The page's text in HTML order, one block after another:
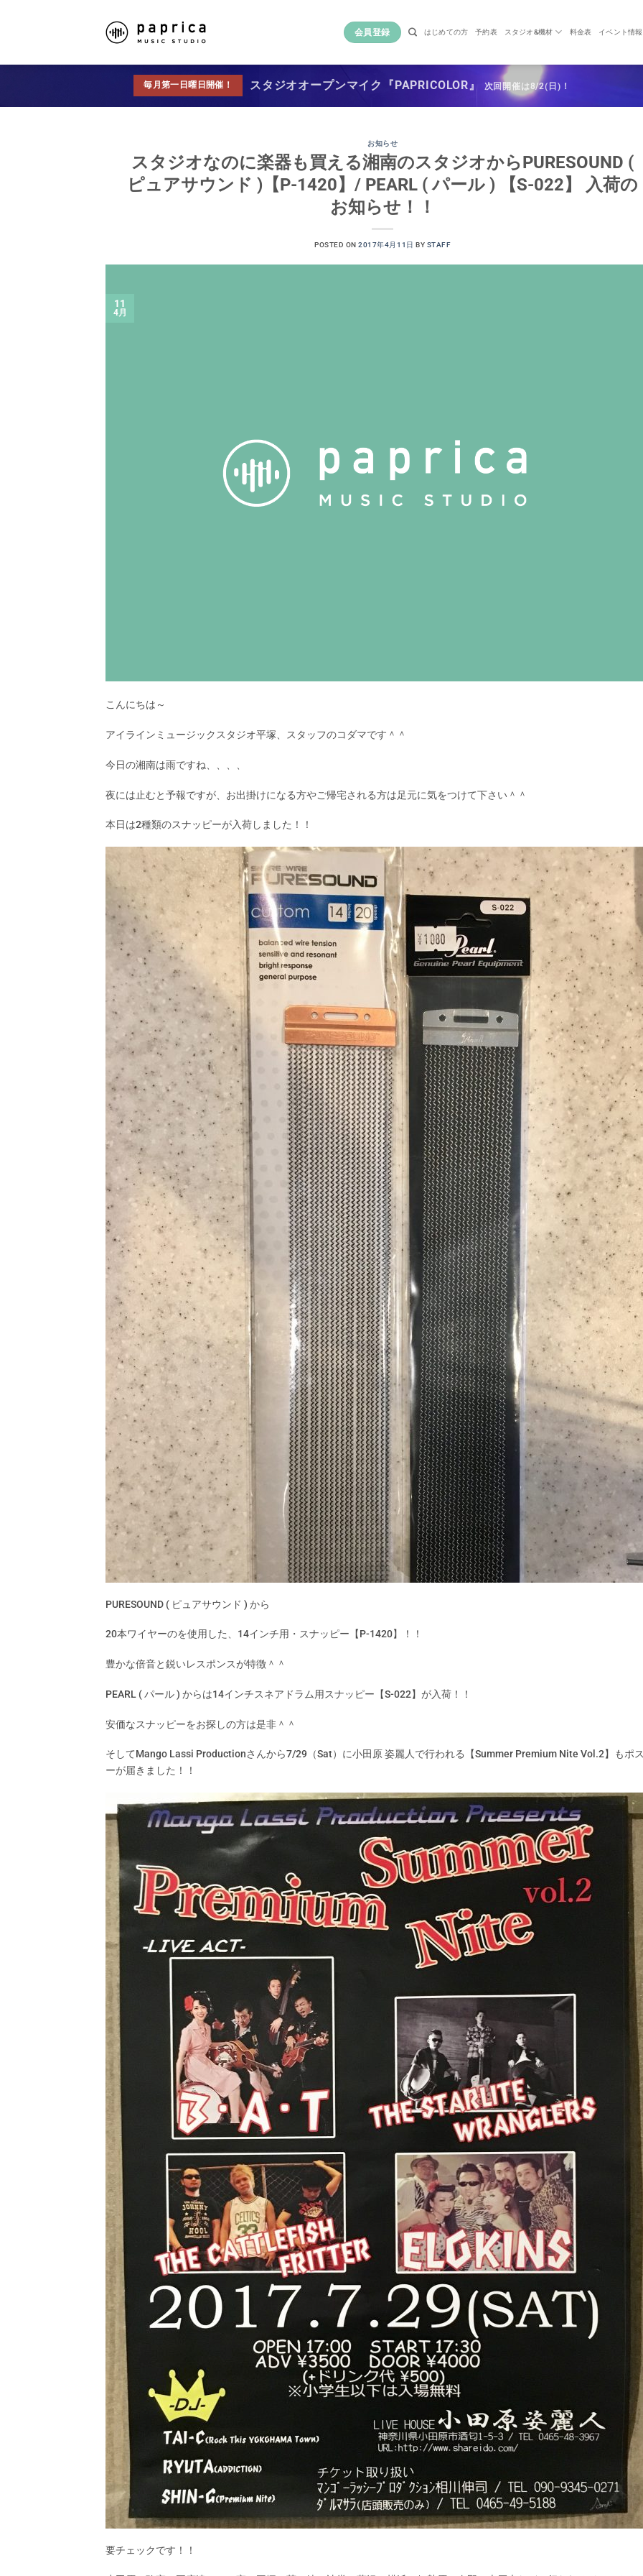
会員登録 はじめての方 予約表 スタジオ&機材 料金表 イベント情報
毎月第一日曜日開催！ スタジオオープンマイク『PAPRICOLOR』 次回開催は8/2(日)！
お知らせ
スタジオなのに楽器も買える湘南のスタジオからPURESOUND (
ピュアサウンド )【P-1420】/ PEARL ( パール ) 【S-022】 入荷の
お知らせ！！
POSTED ON2017年4月11日 BY STAFF
11
4月
こんにちは～
アイラインミュージックスタジオ平塚、スタッフのコダマです＾＾
今日の湘南は雨ですね、、、、
夜には止むと予報ですが、お出掛けになる方やご帰宅される方は足元に気をつけて下さい＾＾
本日は2種類のスナッピーが入荷しました！！
PURESOUND ( ピュアサウンド ) から
20本ワイヤーのを使用した、 14インチ用・スナッピー【P-1420】！！
豊かな倍音と鋭いレスポンスが特徴＾＾
PEARL (パール) からは14インチスネアドラム用スナッピー【S-022】が入荷！！
安価なスナッピーをお探しの方は是非＾＾
そしてMango Lassi Productionさんから7/29（Sat）に小田原 姿麗人で行われる【Summer Premium Nite Vol.2】もポ
ーが届きました！！
要チェックです！！